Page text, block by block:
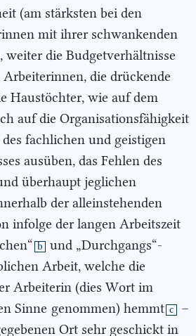
(am stärksten bei den
mit ihrer schwankenden
weiter die Budgetverhältnisse
die drückende
Haustöchter, wie auf dem
auf die Organisationsfähigkeit
fachlichen und geistigen
ausüben, das Fehlen des
überhaupt jeglichen
der alleinstehenden
infolge der langen Arbeitszeit
b
und „Durchgangs“-
Arbeit, welche die
Arbeiterin (dies Wort im
Sinne genommen) hemmt c
–
Ort sehr geschickt in